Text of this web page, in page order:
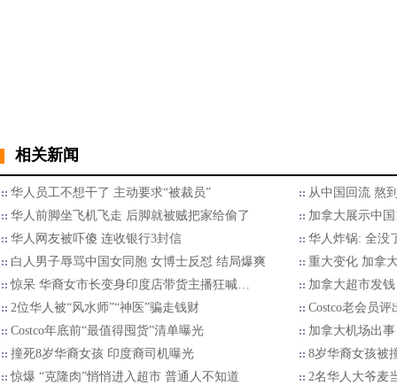
相关新闻
华人员工不想干了 主动要求“被裁员”
从中国回流 熬
华人前脚坐飞机飞走 后脚就被贼把家给偷了
加拿大展示中
华人网友被吓傻 连收银行3封信
华人炸锅: 全没
白人男子辱骂中国女同胞 女博士反怼 结局爆爽
重大变化 加拿
惊呆 华裔女市长变身印度店带货主播狂喊…
加拿大超市发
2位华人被“风水师”“神医”骗走钱财
Costco老会员
Costco年底前“最值得囤货”清单曝光
加拿大机场出
撞死8岁华裔女孩 印度裔司机曝光
8岁华裔女孩被
惊爆 “克隆肉”悄悄进入超市 普通人不知道
2名华人大爷麦